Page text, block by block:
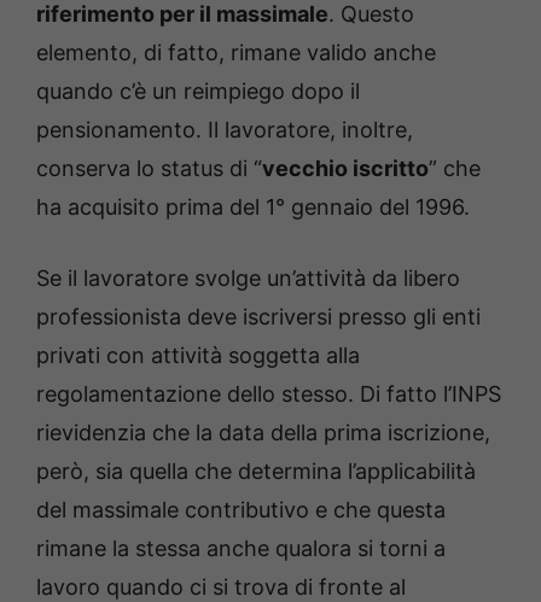
riferimento per il massimale. Questo
elemento, di fatto, rimane valido anche
quando c’è un reimpiego dopo il
pensionamento. Il lavoratore, inoltre,
conserva lo status di “vecchio iscritto” che
ha acquisito prima del 1° gennaio del 1996.
Se il lavoratore svolge un’attività da libero
professionista deve iscriversi presso gli enti
privati con attività soggetta alla
regolamentazione dello stesso. Di fatto l’INPS
rievidenzia che la data della prima iscrizione,
però, sia quella che determina l’applicabilità
del massimale contributivo e che questa
rimane la stessa anche qualora si torni a
lavoro quando ci si trova di fronte al